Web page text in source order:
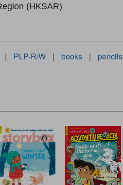
(HKSAR)
| PLP-R/W | books | pencils